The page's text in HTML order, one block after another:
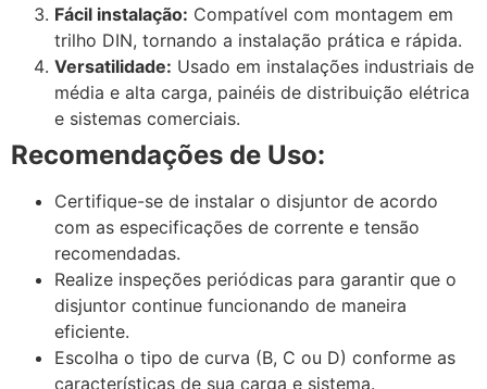
Fácil instalação: Compatível com montagem em
trilho DIN, tornando a instalação prática e rápida.
Versatilidade: Usado em instalações industriais de
média e alta carga, painéis de distribuição elétrica
e sistemas comerciais.
Recomendações de Uso:
Certifique-se de instalar o disjuntor de acordo
com as especificações de corrente e tensão
recomendadas.
Realize inspeções periódicas para garantir que o
disjuntor continue funcionando de maneira
eficiente.
Escolha o tipo de curva (B, C ou D) conforme as
características de sua carga e sistema.